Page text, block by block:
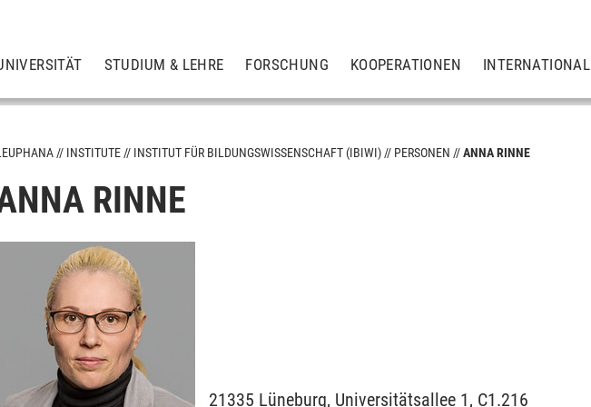
STUDIUM & LEHRE FORSCHUNG KOOPERATIONEN INTERNATIONAL
Bildungswissenschaften, insb. Bildung mit digitalen Medien
INSTITUTE INSTITUT FÜR BILDUNGSWISSENSCHAFT (IBIWI) PERSONEN ANNA RINNE
RINNE
21335 Lüneburg, Universitätsallee 1, C1.216